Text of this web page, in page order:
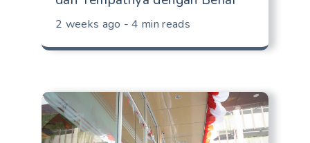
2 weeks ago - 4 min reads